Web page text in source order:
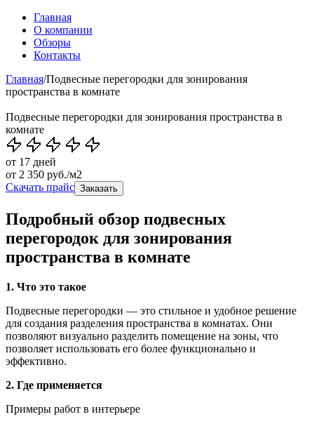
Главная
О компании
Обзоры
Контакты
Главная/Подвесные перегородки для зонирования
пространства в комнате
Подвесные перегородки для зонирования пространства в
комнате
от 17 дней
от 2 350 руб./м2
Скачать прайс Заказать
Подробный обзор подвесных
перегородок для зонирования
пространства в комнате
1. Что это такое
Подвесные перегородки — это стильное и удобное решение
для создания разделения пространства в комнатах. Они
позволяют визуально разделить помещение на зоны, что
позволяет использовать его более функционально и
эффективно.
2. Где применяется
Примеры работ в интерьере